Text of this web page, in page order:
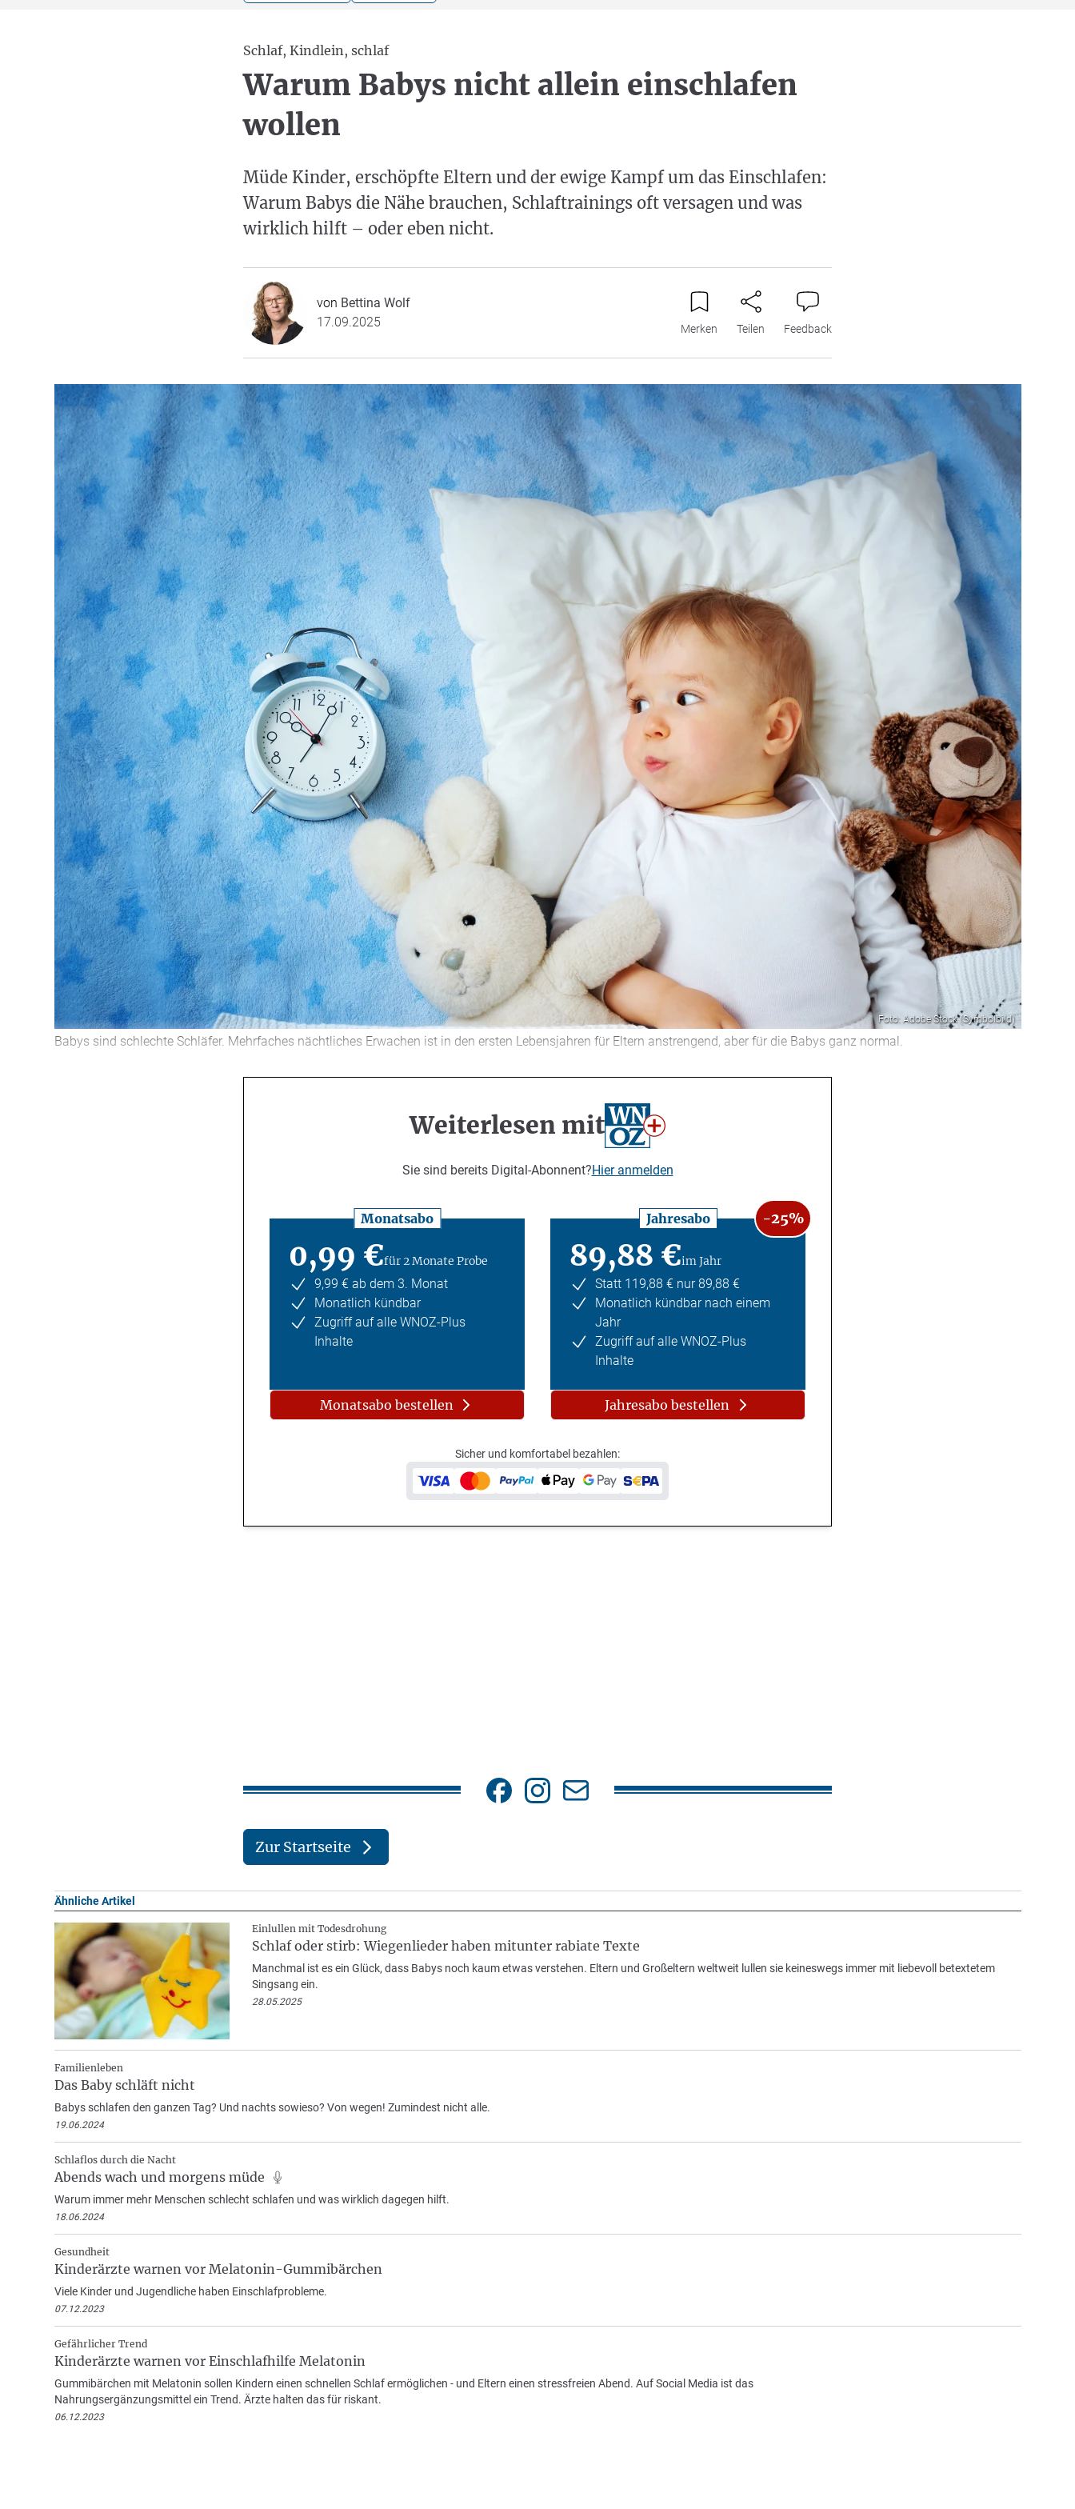
Schlaf, Kindlein, schlaf
Warum Babys nicht allein einschlafen
wollen
Müde Kinder, erschöpfte Eltern und der ewige Kampf um das Einschlafen:
Warum Babys die Nähe brauchen, Schlaftrainings oft versagen und was
wirklich hilft – oder eben nicht.
von Bettina Wolf
17.09.2025
Merken Teilen Feedback
Foto: Adobe Stock (Symbolbild)
Babys sind schlechte Schläfer. Mehrfaches nächtliches Erwachen ist in den ersten Lebensjahren für Eltern anstrengend, aber für die Babys ganz normal.
Weiterlesen mit
Sie sind bereits Digital-Abonnent?Hier anmelden
Monatsabo
0,99 €für 2 Monate Probe
9,99 € ab dem 3. Monat
Monatlich kündbar
Zugriff auf alle WNOZ-Plus
Inhalte
Monatsabo bestellen
Jahresabo -25%
89,88 €im Jahr
Statt 119,88 € nur 89,88 €
Monatlich kündbar nach einem
Jahr
Zugriff auf alle WNOZ-Plus
Inhalte
Jahresabo bestellen
Sicher und komfortabel bezahlen:
Zur Startseite
Ähnliche Artikel
Einlullen mit Todesdrohung
Schlaf oder stirb: Wiegenlieder haben mitunter rabiate Texte
Manchmal ist es ein Glück, dass Babys noch kaum etwas verstehen. Eltern und Großeltern weltweit lullen sie keineswegs immer mit liebevoll betextetem
Singsang ein.
28.05.2025
Familienleben
Das Baby schläft nicht
Babys schlafen den ganzen Tag? Und nachts sowieso? Von wegen! Zumindest nicht alle.
19.06.2024
Schlaflos durch die Nacht
Abends wach und morgens müde
Warum immer mehr Menschen schlecht schlafen und was wirklich dagegen hilft.
18.06.2024
Gesundheit
Kinderärzte warnen vor Melatonin-Gummibärchen
Viele Kinder und Jugendliche haben Einschlafprobleme.
07.12.2023
Gefährlicher Trend
Kinderärzte warnen vor Einschlafhilfe Melatonin
Gummibärchen mit Melatonin sollen Kindern einen schnellen Schlaf ermöglichen - und Eltern einen stressfreien Abend. Auf Social Media ist das
Nahrungsergänzungsmittel ein Trend. Ärzte halten das für riskant.
06.12.2023